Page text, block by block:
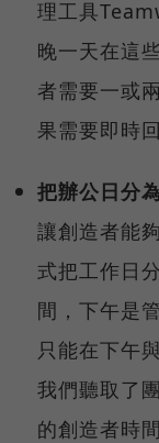
理工具
晚一天在這
者需要一或
果需要即時
把辦公日分
讓創造者能
式把工作日
間，下午是
只能在下午
我們聽取了
的創造者時